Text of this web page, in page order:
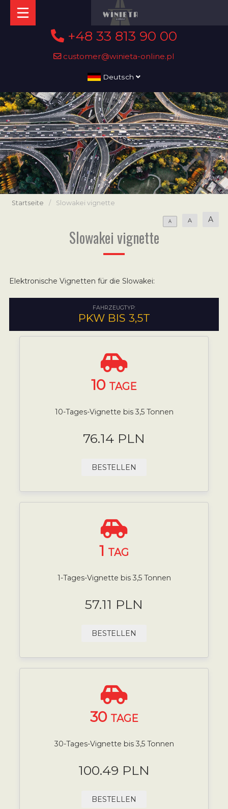
+48 33 813 90 00
customer@winieta-online.pl
Deutsch
Startseite / Slowakei vignette
A A A
Slowakei vignette
Elektronische Vignetten für die Slowakei:
FAHRZEUGTYP:
PKW BIS 3,5T
10 TAGE
10-Tages-Vignette bis 3,5 Tonnen
76.14 PLN
BESTELLEN
1 TAG
1-Tages-Vignette bis 3,5 Tonnen
57.11 PLN
BESTELLEN
30 TAGE
30-Tages-Vignette bis 3,5 Tonnen
100.49 PLN
BESTELLEN